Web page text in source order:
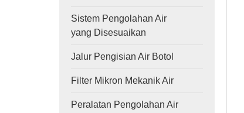
Sistem Pengolahan Air
yang Disesuaikan
Jalur Pengisian Air Botol
Filter Mikron Mekanik Air
Peralatan Pengolahan Air